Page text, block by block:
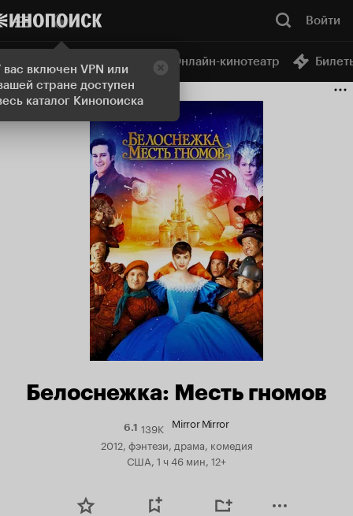
вас включен VPN или
стране доступен
каталог Кинопоиска
Войти
Онлайн-кинотеатр
Белоснежка: Месть гномов
6.1Рейтинг
Кинопоиска
6.1
139K Mirror Mirror
2012, фэнтези, драма, комедия
США, 1 ч 46 мин, 12+